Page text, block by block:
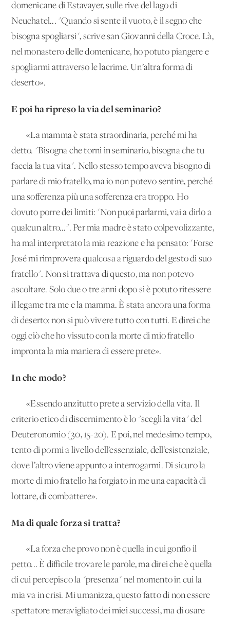
domenicane di Estavayer, sulle rive del lago di
Neuchatel... "Quando si sente il vuoto, è il segno che
bisogna spogliarsi", scrive san Giovanni della Croce. Là,
nel monastero delle domenicane, ho potuto piangere e
spogliarmi attraverso le lacrime. Un’altra forma di
deserto».
E poi ha ripreso la via del seminario?
«La mamma è stata straordinaria, perché mi ha
detto. "Bisogna che torni in seminario, bisogna che tu
faccia la tua vita". Nello stesso tempo aveva bisogno di
parlare di mio fratello, ma io non potevo sentire, perché
una sofferenza più una sofferenza era troppo. Ho
dovuto porre dei limiti: "Non puoi parlarmi, vai a dirlo a
qualcun altro...". Per mia madre è stato colpevolizzante,
ha mal interpretato la mia reazione e ha pensato: "Forse
José mi rimprovera qualcosa a riguardo del gesto di suo
fratello". Non si trattava di questo, ma non potevo
ascoltare. Solo due o tre anni dopo si è potuto ritessere
il legame tra me e la mamma. È stata ancora una forma
di deserto: non si può vivere tutto con tutti. E direi che
oggi ciò che ho vissuto con la morte di mio fratello
impronta la mia maniera di essere prete».
In che modo?
«Essendo anzitutto prete a servizio della vita. Il
criterio etico di discernimento è lo "scegli la vita" del
Deuteronomio (30, 15-20). E poi, nel medesimo tempo,
tento di pormi a livello dell’essenziale, dell’esistenziale,
dove l’altro viene appunto a interrogarmi. Di sicuro la
morte di mio fratello ha forgiato in me una capacità di
lottare, di combattere».
Ma di quale forza si tratta?
«La forza che provo non è quella in cui gonfio il
petto... È difficile trovare le parole, ma direi che è quella
di cui percepisco la "presenza" nel momento in cui la
mia va in crisi. Mi umanizza, questo fatto di non essere
spettatore meravigliato dei miei successi, ma di osare